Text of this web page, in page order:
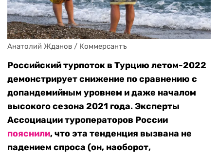
Анатолий Жданов / Коммерсантъ
Российский турпоток в Турцию летом-2022
демонстрирует снижение по сравнению с
допандемийным уровнем и даже началом
высокого сезона 2021 года. Эксперты
Ассоциации туроператоров России
пояснили, что эта тенденция вызвана не
падением спроса (он, наоборот,